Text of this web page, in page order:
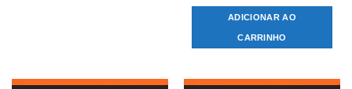
original
era:
R$299,00.
ADICIONAR AO
CARRINHO